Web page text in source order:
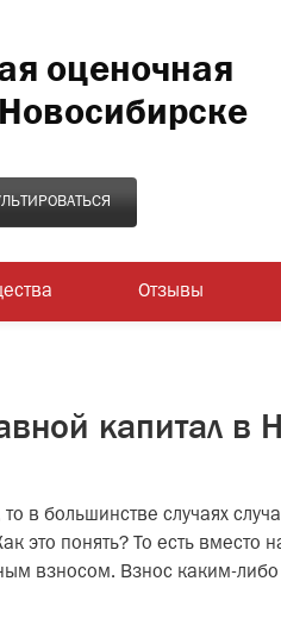
Отзывы
оценочная
капитал в
в большинстве случаях
это понять? То есть вместо
взносом. Взнос каким-